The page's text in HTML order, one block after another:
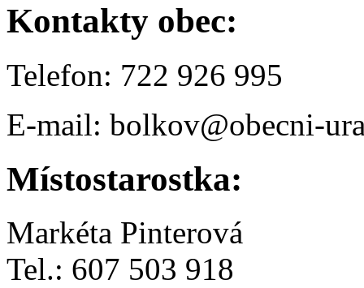
Kontakty obec:
Telefon: 722 926 995
E-mail: bolkov@obecni-
Místostarostka:
Markéta Pinterová
Tel.: 607 503 918